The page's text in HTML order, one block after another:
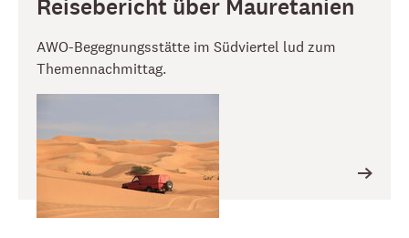
Reisebericht über Mauretanien
AWO-Begegnungsstätte im Südviertel lud zum
Themennachmittag.